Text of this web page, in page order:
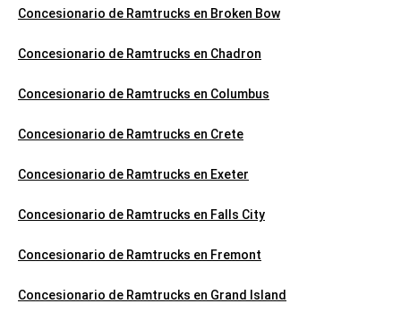
Concesionario de Ramtrucks en Broken Bow
Concesionario de Ramtrucks en Chadron
Concesionario de Ramtrucks en Columbus
Concesionario de Ramtrucks en Crete
Concesionario de Ramtrucks en Exeter
Concesionario de Ramtrucks en Falls City
Concesionario de Ramtrucks en Fremont
Concesionario de Ramtrucks en Grand Island